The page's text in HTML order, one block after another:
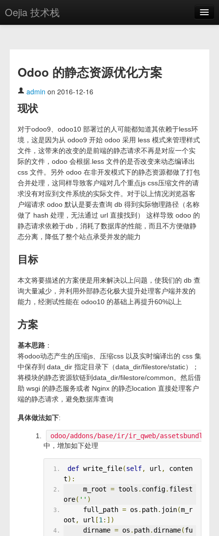
Oejia 技术栈
方案
OE学院
分享
关于
编辑器
登录
Odoo 的静态资源优化方案
admin on 2016-12-16
现状
对于odoo9、odoo10 部署过的人可能都知道其依赖于less环
境，这是因为从 odoo9 开始 odoo 采用 less 模式来管理样式
文件，这带来的改变的是前端的静态请求不再是对应一个实
际的文件，odoo 会根据.less 文件的是否改变来动态编译出
css 文件。另外 odoo 在非开发模式下的静态资源都做了打包
合并处理，这同样导致客户端对几个重点js css压缩文件的请
求没有对应到文件系统的实际文件。对于以上情况浏览器客
户端请求 odoo 默认是要去查询 db 得到实际物理路径（名称
做了 hash 处理，无法通过 url 直接找到） 这样导致 odoo 的
静态请求依赖于db，消耗了数据库的性能，而且不方便做静
态分离，降低了整个站点承受并发的能力
目标
本文将要描述的方案便是用来解决以上问题，使我们的 db 查
询大量减少，并利用外部静态化极大提升处理客户端并发的
能力，经测试性能在 odoo10 的基础上再提升60%以上
方案
基本思路 ：
将odoo动态产生的压缩js、压缩css 以及实时编译出的 css 集
中保存到 data_dir 指定目录下（data_dir/filestore/static）；
将模块的静态资源软链到data_dir/filestore/common。然后借
助 wsgi 的静态服务或者 Nginx 的静态location 直接处理客户
端的静态请求，避免数据库查询
具体做法如下:
odoo/addons/base/ir/ir_qweb/assetsbundle.py
中，增加如下处理
def write_file(self, url ,
conten
t):
     m_root
= tools . config. filest
ore( '' )
     full_path
= os . path. join(m_r
oot , url [1 :])
     dirname
= os . path.dirname(fu